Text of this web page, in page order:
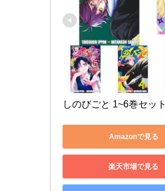
しのびごと 1~6巻セット
Amazonで見る
楽天市場で見る